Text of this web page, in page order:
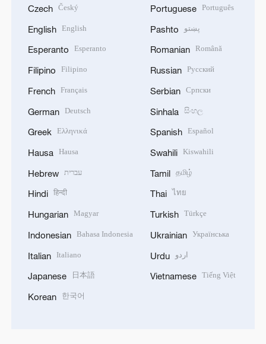
Czech Český
English English
Esperanto Esperanto
Filipino Filipino
French Français
German Deutsch
Greek Ελληνικά
Hausa Hausa
Hebrew עברית
Hindi हिन्दी
Hungarian Magyar
Indonesian Bahasa Indonesia
Italian Italiano
Japanese 日本語
Korean 한국어
Portuguese Português
Pashto پښتو
Romanian Română
Russian Русский
Serbian Српски
Sinhala සිංහල
Spanish Español
Swahili Kiswahili
Tamil தமிழ்
Thai ไทย
Turkish Türkçe
Ukrainian Українська
Urdu اردو
Vietnamese Tiếng Việt